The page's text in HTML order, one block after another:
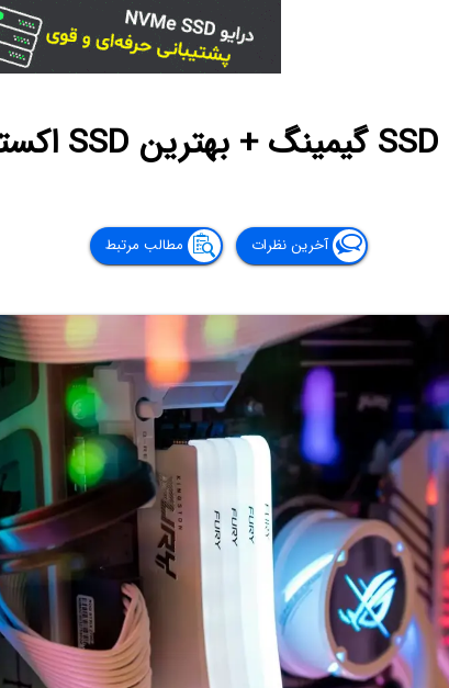
آخرین نظرات مطالب مرتبط